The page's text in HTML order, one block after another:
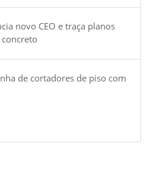
novo CEO e traça planos
de cortadores de piso com